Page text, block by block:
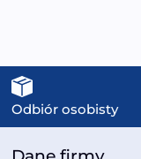
Odbiór osobisty